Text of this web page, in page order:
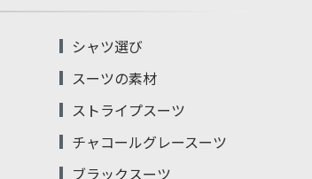
シャツ選び
スーツの素材
ストライプスーツ
チャコールグレースーツ
ブラックスーツ